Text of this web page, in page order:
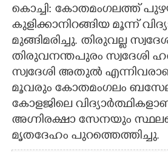
CARTOONS
LITERATURE
ZOOM
CONTACT US
കൊച്ചി: കോതമംഗലത്ത്
കുളിക്കാനിറങ്ങിയ മൂന്ന്
മുങ്ങിമരിച്ചു. തിരുവല്ല
തിരുവനന്തപുരം സ്വദേശി
സ്വദേശി അതുൽ എന്നിവരാണ്​
മൂവരും കോതമംഗലം
കോളജിലെ
അഗ്നിരക്ഷാ സേനയും
മൃതദേഹം പുറത്തെത്തിച്ചു.